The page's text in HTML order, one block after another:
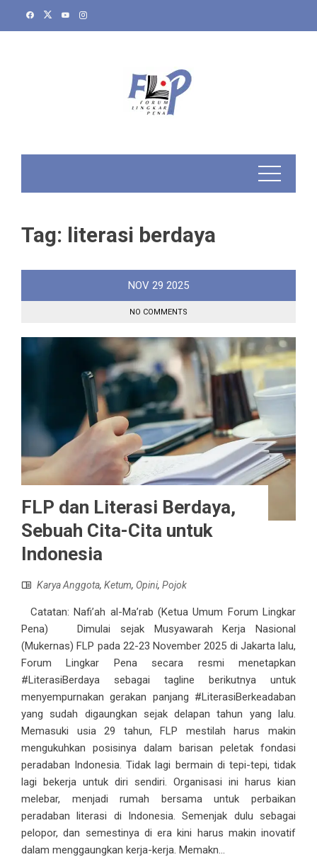
Tag: literasi berdaya
NOV 29 2025
NO COMMENTS
FLP dan Literasi Berdaya,
Sebuah Cita-Cita untuk
Indonesia
Karya Anggota, Ketum, Opini, Pojok
Catatan: Nafi’ah al-Ma’rab (Ketua Umum Forum Lingkar
Pena) Dimulai sejak Musyawarah Kerja Nasional
(Mukernas) FLP pada 22-23 November 2025 di Jakarta lalu,
Forum Lingkar Pena secara resmi menetapkan
#LiterasiBerdaya sebagai tagline berikutnya untuk
menyempurnakan gerakan panjang #LiterasiBerkeadaban
yang sudah digaungkan sejak delapan tahun yang lalu.
Memasuki usia 29 tahun, FLP mestilah harus makin
mengukuhkan posisinya dalam barisan peletak fondasi
peradaban Indonesia. Tidak lagi bermain di tepi-tepi, tidak
lagi bekerja untuk diri sendiri. Organisasi ini harus kian
melebar, menjadi rumah bersama untuk perbaikan
peradaban literasi di Indonesia. Semenjak dulu sebagai
pelopor, dan semestinya di era kini harus makin inovatif
dalam menggaungkan kerja-kerja. Memakn...